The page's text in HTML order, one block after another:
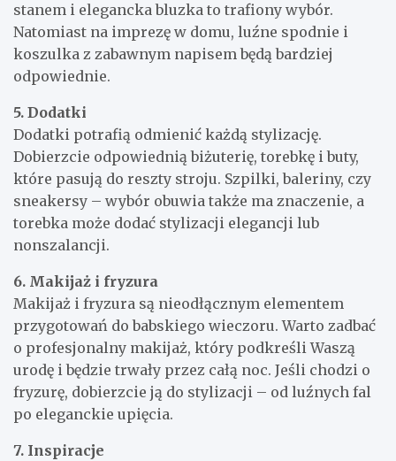
stanem i elegancka bluzka to trafiony wybór.
Natomiast na imprezę w domu, luźne spodnie i
koszulka z zabawnym napisem będą bardziej
odpowiednie.
5. Dodatki
Dodatki potrafią odmienić każdą stylizację.
Dobierzcie odpowiednią biżuterię, torebkę i buty,
które pasują do reszty stroju. Szpilki, baleriny, czy
sneakersy – wybór obuwia także ma znaczenie, a
torebka może dodać stylizacji elegancji lub
nonszalancji.
6. Makijaż i fryzura
Makijaż i fryzura są nieodłącznym elementem
przygotowań do babskiego wieczoru. Warto zadbać
o profesjonalny makijaż, który podkreśli Waszą
urodę i będzie trwały przez całą noc. Jeśli chodzi o
fryzurę, dobierzcie ją do stylizacji – od luźnych fal
po eleganckie upięcia.
7. Inspiracje